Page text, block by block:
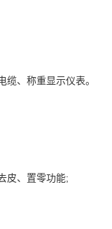
缆、称重显示仪表。
皮、置零功能;